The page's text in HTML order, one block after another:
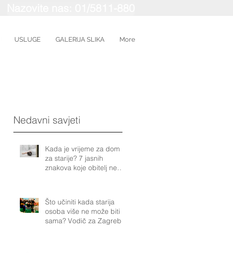
USLUGE GALERIJA SLIKA More
Nedavni savjeti
Kada je vrijeme za dom
za starije? 7 jasnih
znakova koje obitelj ne
Što učiniti kada starija
osoba više ne može biti
sama? Vodič za Zagreb